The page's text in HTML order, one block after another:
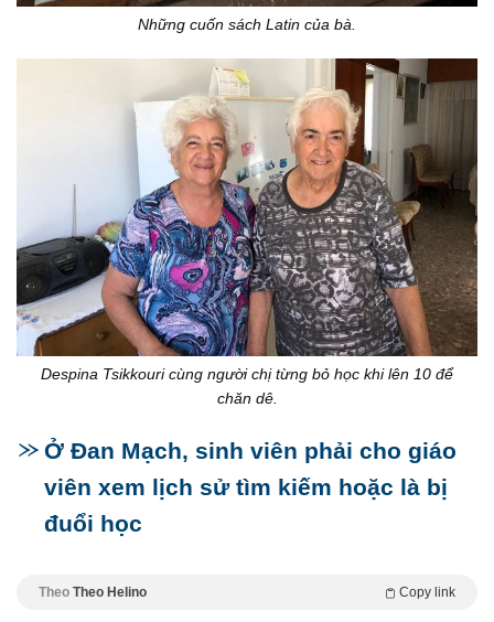
Những cuốn sách Latin của bà.
Despina Tsikkouri cùng người chị từng bỏ học khi lên 10 để
chăn dê.
Ở Đan Mạch, sinh viên phải cho giáo
viên xem lịch sử tìm kiếm hoặc là bị
đuổi học
Theo Theo Helino Copy link